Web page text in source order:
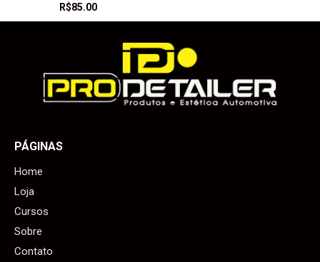
R$85.00
PÁGINAS
Home
Loja
Cursos
Sobre
Contato